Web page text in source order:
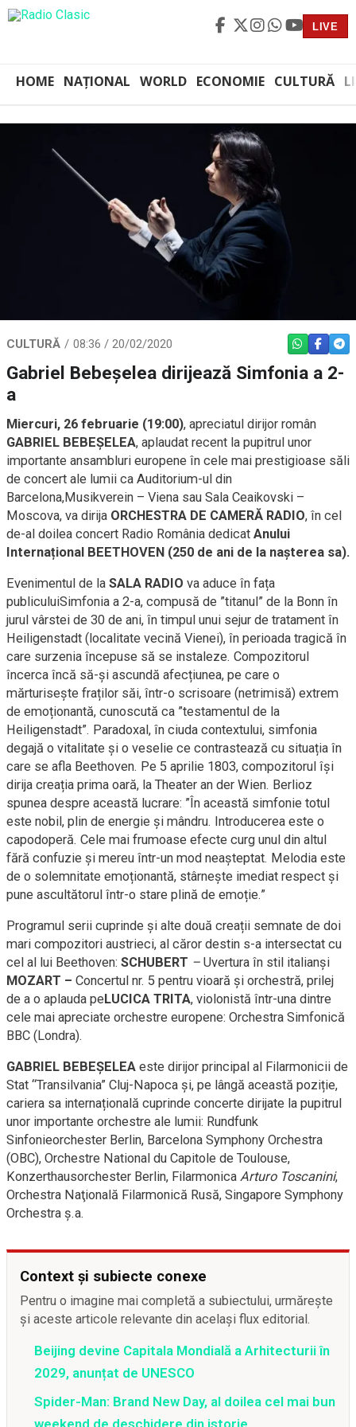
LIVE
HOME NAȚIONAL WORLD ECONOMIE CULTURĂ
CULTURĂ 08:36 / 20/02/2020 WHATSAPP
Gabriel Bebeșelea dirijează Simfonia a 2-
a
Miercuri, 26 februarie (19:00), apreciatul dirijor român
GABRIEL BEBEȘELEA, aplaudat recent la pupitrul unor
importante ansambluri europene în cele mai prestigioase săli
de concert ale lumii ca Auditorium-ul din
Barcelona,Musikverein – Viena sau Sala Ceaikovski –
Moscova, va dirija ORCHESTRA DE CAMERĂ RADIO, în cel
de-al doilea concert Radio România dedicat Anului
Internațional BEETHOVEN (250 de ani de la nașterea sa).
Evenimentul de la SALA RADIO va aduce în fața
publiculuiSimfonia a 2-a, compusă de ”titanul” de la Bonn în
jurul vârstei de 30 de ani, în timpul unui sejur de tratament în
Heiligenstadt (localitate vecină Vienei), în perioada tragică în
care surzenia începuse să se instaleze. Compozitorul
încerca încă să-și ascundă afecțiunea, pe care o
mărturisește fraților săi, într-o scrisoare (netrimisă) extrem
de emoționantă, cunoscută ca ”testamentul de la
Heiligenstadt”. Paradoxal, în ciuda contextului, simfonia
degajă o vitalitate și o veselie ce contrastează cu situația în
care se afla Beethoven. Pe 5 aprilie 1803, compozitorul își
dirija creația prima oară, la Theater an der Wien. Berlioz
spunea despre această lucrare: ”În această simfonie totul
este nobil, plin de energie și mândru. Introducerea este o
capodoperă. Cele mai frumoase efecte curg unul din altul
fără confuzie și mereu într-un mod neașteptat. Melodia este
de o solemnitate emoționantă, stârnește imediat respect și
pune ascultătorul într-o stare plină de emoție.”
Programul serii cuprinde și alte două creații semnate de doi
mari compozitori austrieci, al căror destin s-a intersectat cu
cel al lui Beethoven: SCHUBERT – Uvertura în stil italianși
MOZART – Concertul nr. 5 pentru vioară și orchestră, prilej
de a o aplauda peLUCICA TRITA, violonistă într-una dintre
cele mai apreciate orchestre europene: Orchestra Simfonică
BBC (Londra).
GABRIEL BEBEȘELEA este dirijor principal al Filarmonicii de
Stat “Transilvania” Cluj-Napoca și, pe lângă această poziție,
cariera sa internațională cuprinde concerte dirijate la pupitrul
unor importante orchestre ale lumii: Rundfunk
Sinfonieorchester Berlin, Barcelona Symphony Orchestra
(OBC), Orchestre National du Capitole de Toulouse,
Konzerthausorchester Berlin, Filarmonica Arturo Toscanini,
Orchestra Naţională Filarmonică Rusă, Singapore Symphony
Orchestra ș.a.
Context și subiecte conexe
Pentru o imagine mai completă a subiectului, urmărește
și aceste articole relevante din același flux editorial.
Beijing devine Capitala Mondială a Arhitecturii în
2029, anunțat de UNESCO
Spider-Man: Brand New Day, al doilea cel mai bun